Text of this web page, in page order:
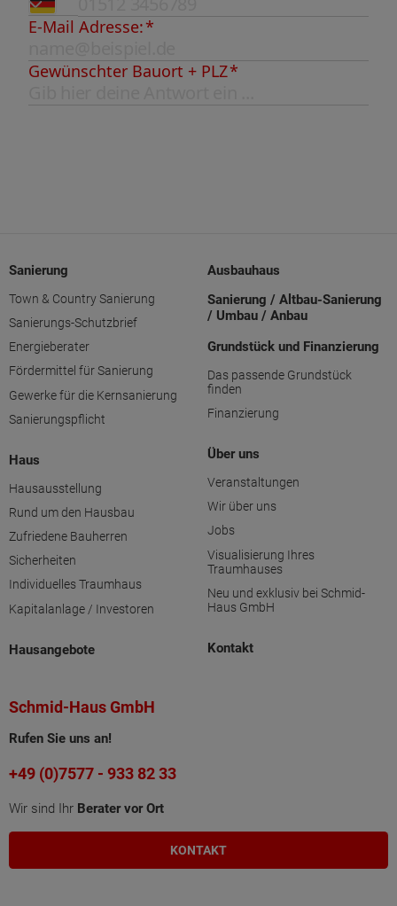
Sanierung
Town & Country Sanierung
Sanierungs-Schutzbrief
Energieberater
Fördermittel für Sanierung
Gewerke für die Kernsanierung
Sanierungspflicht
Haus
Hausausstellung
Rund um den Hausbau
Zufriedene Bauherren
Sicherheiten
Individuelles Traumhaus
Kapitalanlage / Investoren
Hausangebote
Ausbauhaus
Sanierung / Altbau-Sanierung
/ Umbau / Anbau
Grundstück und Finanzierung
Das passende Grundstück
finden
Finanzierung
Über uns
Veranstaltungen
Wir über uns
Jobs
Visualisierung Ihres
Traumhauses
Neu und exklusiv bei Schmid-
Haus GmbH
Kontakt
Schmid-Haus GmbH
Rufen Sie uns an!
+49 (0)7577 - 933 82 33
Wir sind Ihr Berater vor Ort
KONTAKT